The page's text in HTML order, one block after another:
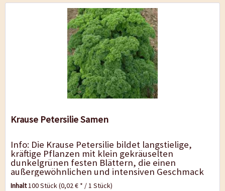
Krause Petersilie Samen
Info: Die Krause Petersilie bildet langstielige,
kräftige Pflanzen mit klein gekräuselten
dunkelgrünen festen Blättern, die einen
außergewöhnlichen und intensiven Geschmack
haben. Die Blätter der...
Inhalt100 Stück(0,02 € * / 1 Stück)